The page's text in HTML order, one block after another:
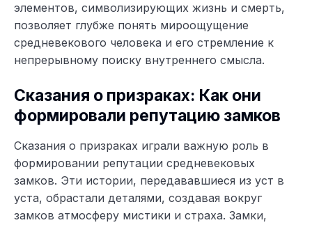
элементов, символизирующих жизнь и смерть,
позволяет глубже понять мироощущение
средневекового человека и его стремление к
непрерывному поиску внутреннего смысла.
Сказания о призраках: Как они
формировали репутацию замков
Сказания о призраках играли важную роль в
формировании репутации средневековых
замков. Эти истории, передававшиеся из уст в
уста, обрастали деталями, создавая вокруг
замков атмосферу мистики и страха. Замки,